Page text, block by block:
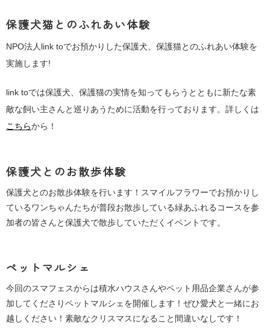
保護犬猫とのふれあい体験
NPO法人link toでお預かりした保護犬、保護猫とのふれあい体験を
実施します!
link toでは保護犬、保護猫の実情を知ってもらうとともに新たな素
敵な飼い主さんと巡りあうために活動を行っております。詳しくは
こちらから！
保護犬とのお散歩体験
保護犬とのお散歩体験を行います！スマイルフラワーでお預かりし
ているワンちゃんたちが普段お散歩している緑あふれるコースを参
加者の皆さんと保護犬で散歩していただくイベントです。
ペットマルシェ
今回のスマフェスからは積水ハウスさんやペット用品企業さんが参
加してくださりペットマルシェを開催します！ぜひ愛犬と一緒にお
越しください！素敵なクリスマスになること間違いなしです！